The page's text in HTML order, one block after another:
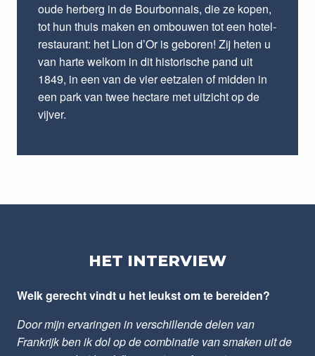
oude herberg in de Bourbonnais, die ze kopen,
tot hun thuis maken en ombouwen tot een hotel-
restaurant: het Lion d’Or is geboren! Zij heten u
van harte welkom in dit historische pand uit
1849, in een van de vier eetzalen of midden in
een park van twee hectare met uitzicht op de
vijver.
HET INTERVIEW
Welk gerecht vindt u het leukst om te bereiden?
Door mijn ervaringen in verschillende delen van
Frankrijk ben ik dol op de combinatie van smaken uit de